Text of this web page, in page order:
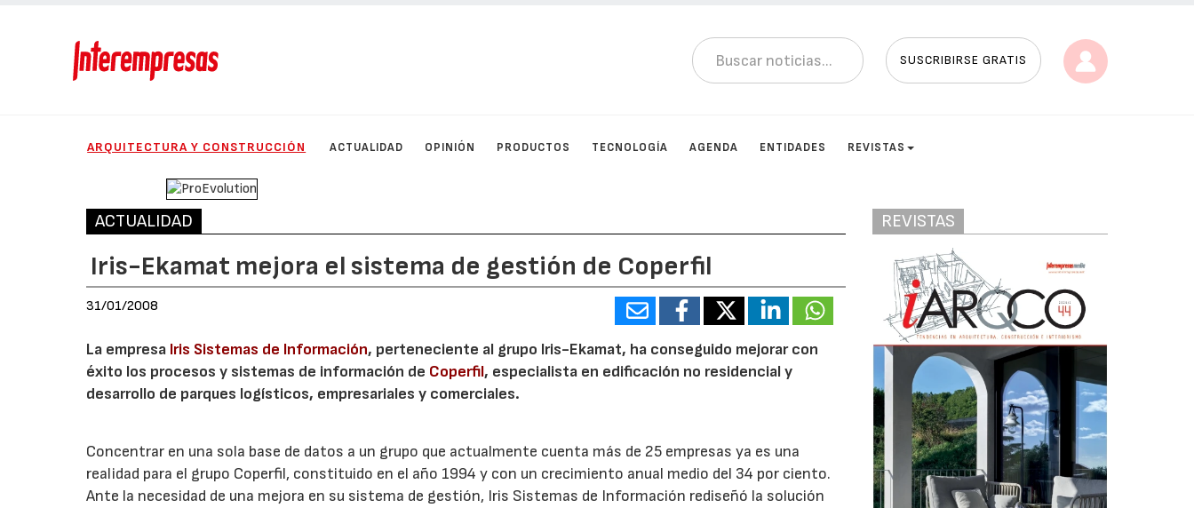
SUSCRIBIRSE GRATIS
ARQUITECTURA Y CONSTRUCCIÓN ACTUALIDAD OPINIÓN PRODUCTOS TECNOLOGÍA AGENDA ENTIDADES REVISTAS
ACTUALIDAD
Iris-Ekamat mejora el sistema de gestión de Coperfil
31/01/2008
La empresa Iris Sistemas de Información, perteneciente al grupo Iris-Ekamat, ha conseguido mejorar con
éxito los procesos y sistemas de información de Coperfil, especialista en edificación no residencial y
desarrollo de parques logísticos, empresariales y comerciales.
Concentrar en una sola base de datos a un grupo que actualmente cuenta más de 25 empresas ya es una
realidad para el grupo Coperfil, constituido en el año 1994 y con un crecimiento anual medio del 34 por ciento.
Ante la necesidad de una mejora en su sistema de gestión, Iris Sistemas de Información rediseñó la solución
REVISTAS